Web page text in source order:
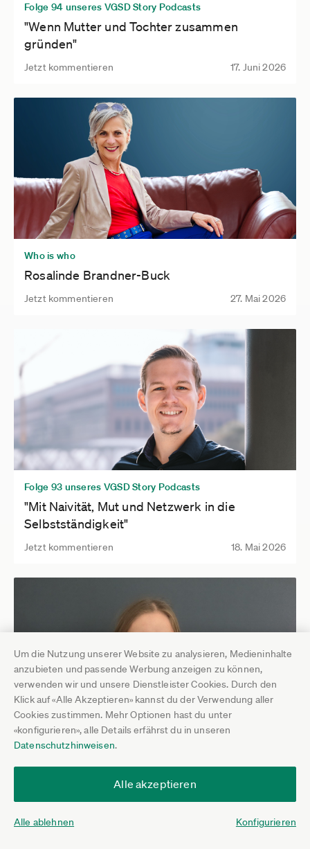
Um die Nutzung unserer Website zu analysieren, Medieninhalte
anzubieten und passende Werbung anzeigen zu können,
verwenden wir und unsere Dienstleister Cookies. Durch den
Klick auf «Alle Akzeptieren» kannst du der Verwendung aller
Cookies zustimmen. Mehr Optionen hast du unter
«konfigurieren», alle Details erfährst du in unseren
Datenschutzhinweisen.
Alle akzeptieren
Alle ablehnen Konfigurieren
Folge 94 unseres VGSD Story Podcasts
"Wenn Mutter und Tochter zusammen
gründen"
Jetzt kommentieren 17. Juni 2026
Who is who
Rosalinde Brandner-Buck
Jetzt kommentieren 27. Mai 2026
Folge 93 unseres VGSD Story Podcasts
"Mit Naivität, Mut und Netzwerk in die
Selbstständigkeit"
Jetzt kommentieren 18. Mai 2026
Who is Who